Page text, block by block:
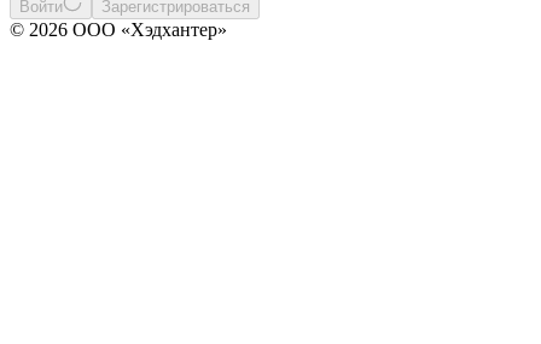
Войти Зарегистрироваться
© 2026 ООО «Хэдхантер»